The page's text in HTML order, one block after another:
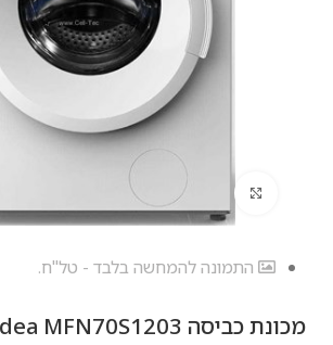
לחץ להגדלה
התמונה להמחשה בלבד - טל"ח.
מכונת כביסה Midea MFN70S1203 ‏7 ‏ק”ג